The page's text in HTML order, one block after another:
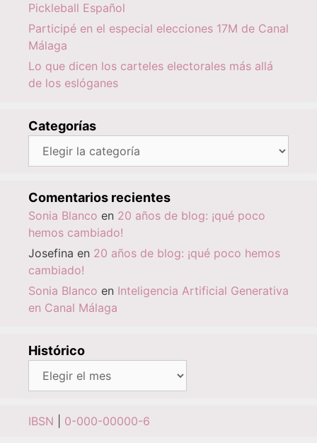
Pickleball Español
Participé en el especial elecciones 17M de Canal
Málaga
Lo que dicen los carteles electorales más allá
de los eslóganes
Categorías
Categorías
Comentarios recientes
Sonia Blanco en 20 años de blog: ¡qué poco
hemos cambiado!
Josefina en 20 años de blog: ¡qué poco hemos
cambiado!
Sonia Blanco en Inteligencia Artificial Generativa
en Canal Málaga
Histórico
Histórico
IBSN 0-000-00000-6